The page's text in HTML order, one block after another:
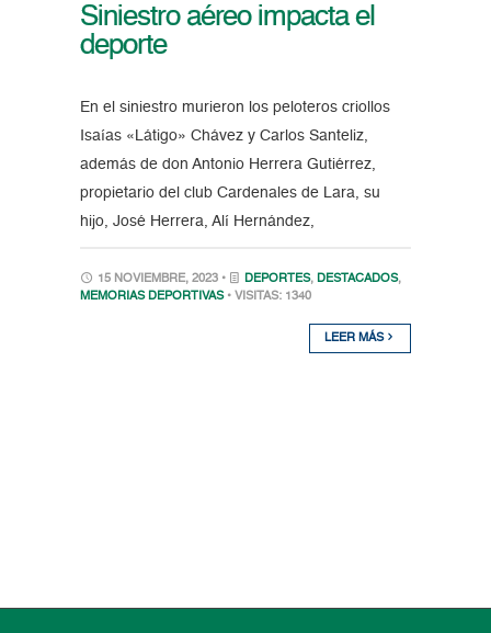
Siniestro aéreo impacta el
deporte
En el siniestro murieron los peloteros criollos
Isaías «Látigo» Chávez y Carlos Santeliz,
además de don Antonio Herrera Gutiérrez,
propietario del club Cardenales de Lara, su
hijo, José Herrera, Alí Hernández,
15 NOVIEMBRE, 2023 • DEPORTES, DESTACADOS,
MEMORIAS DEPORTIVAS • VISITAS: 1340
LEER MÁS